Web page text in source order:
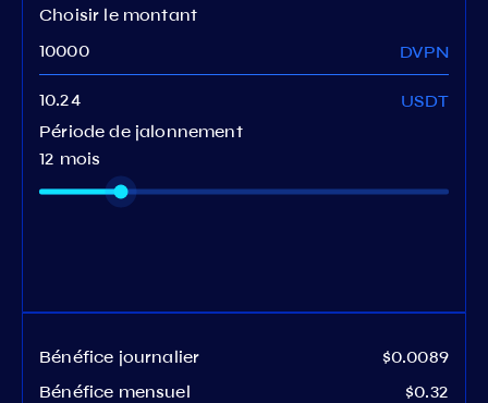
Choisir le montant
DVPN
USDT
Période de jalonnement
12 mois
Bénéfice journalier
$0.0089
Bénéfice mensuel
$0.32